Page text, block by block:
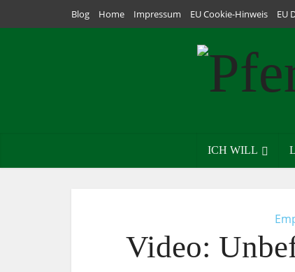
Blog Home Impressum EU Cookie-Hinweis EU
ICH WILL
Video: